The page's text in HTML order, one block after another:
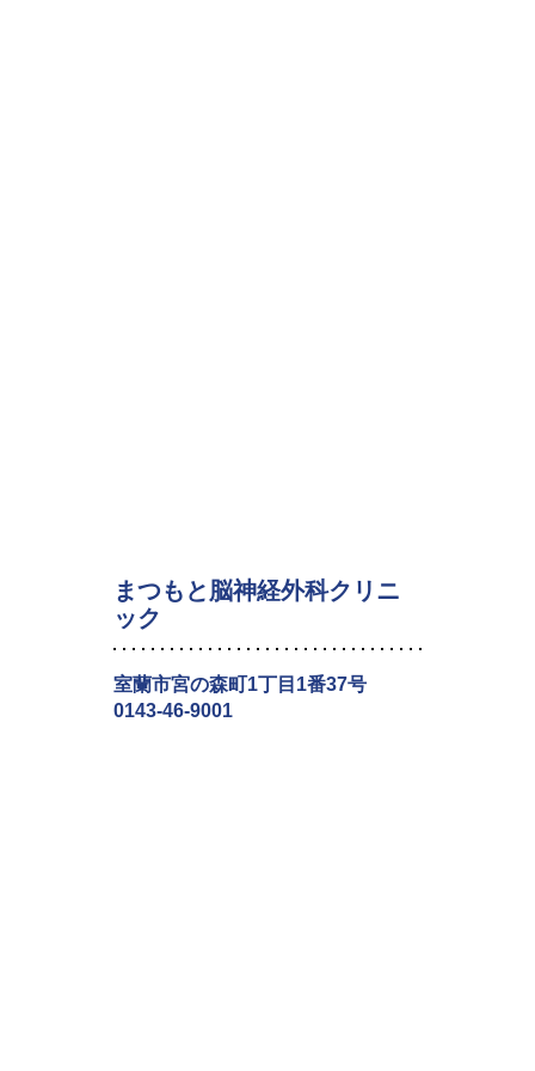
まつもと脳神経外科クリニ
ック
室蘭市宮の森町1丁目1番37号
0143-46-9001